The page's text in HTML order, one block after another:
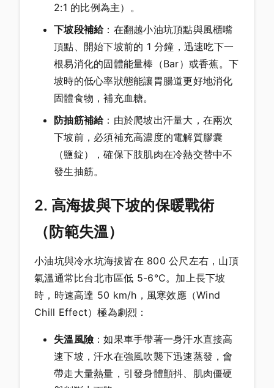
2:1 的比例為主）。
下坡段補給：在翻越小油坑頂點與風櫃嘴
頂點、開始下坡前的 1 分鐘，迅速吃下一
根易消化的固體能量棒（Bar）或香蕉。下
坡時的低心率狀態能讓胃腸道更好地消化
固體食物，補充血糖。
防抽筋補給：由於爬坡出汗量大，在兩次
下坡前，必須補充高濃度的電解質膠囊
（鹽錠），確保下肢肌肉在冷熱交替中不
發生抽筋。
2. 高海拔與下坡的保暖戰術
（防範失溫）
小油坑與冷水坑海拔皆在 800 公尺左右，山頂
氣溫通常比台北市區低 5-6°C。加上長下坡
時，時速高達 50 km/h，風寒效應（Wind
Chill Effect）極為劇烈：
失溫風險 ：如果車手帶著一身汗水直接高
速下坡，汗水在強風吹襲下迅速蒸發，會
帶走大量熱量，引發身體顫抖、肌肉僵硬